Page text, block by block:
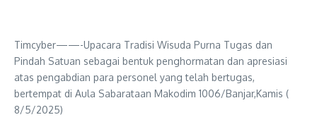
Timcyber——-Upacara Tradisi Wisuda Purna Tugas dan
Pindah Satuan sebagai bentuk penghormatan dan apresiasi
atas pengabdian para personel yang telah bertugas,
bertempat di Aula Sabarataan Makodim 1006/Banjar,Kamis (
8/5/2025)